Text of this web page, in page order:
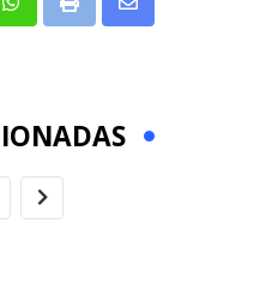
WhatsappPrint
Share